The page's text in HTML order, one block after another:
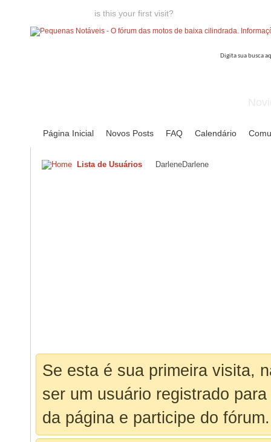
is this your first visit?
Página Inicial Novos Posts FAQ Calendário
Lista de Usuários DarleneDarlene
Se esta é sua primeira visita,
ser um usuário registrado
da página e participe do fórum.